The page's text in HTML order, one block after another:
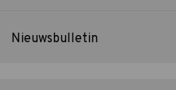
Nieuwsbulletin